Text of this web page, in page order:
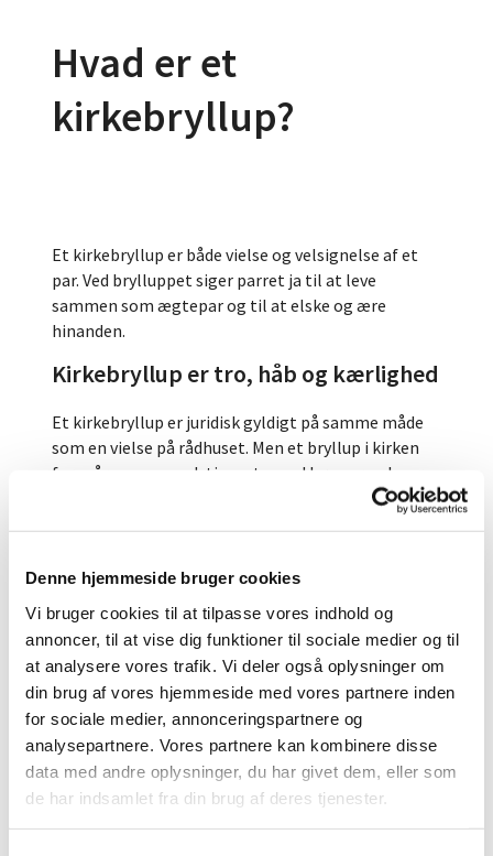
Denne hjemmeside bruger cookies
Vi bruger cookies til at tilpasse vores indhold og
annoncer, til at vise dig funktioner til sociale medier og til
at analysere vores trafik. Vi deler også oplysninger om
din brug af vores hjemmeside med vores partnere inden
for sociale medier, annonceringspartnere og
analysepartnere. Vores partnere kan kombinere disse
data med andre oplysninger, du har givet dem, eller som
de har indsamlet fra din brug af deres tjenester.
Hvad er et
kirkebryllup?
Et kirkebryllup er både vielse og velsignelse af et
par. Ved brylluppet siger parret ja til at leve
sammen som ægtepar og til at elske og ære
hinanden.
Kirkebryllup er tro, håb og kærlighed
Et kirkebryllup er juridisk gyldigt på samme måde
som en vielse på rådhuset. Men et bryllup i kirken
foregår som en gudstjeneste med bønner, salmer,
bibellæsninger, en vielsestale og velsignelsen. Et
Læs også: Sådan foregår et kirkebryllup
I kirken bruger vi store ord om kærligheden. I
bønnerne beder vi Gud om at styrke og bevare
kærligheden mellem de to, som er blevet gift. Og vi
takker for Guds kærlighed til os og for kærligheden
mellem os.
Velsignelse af brudeparret
Vielsestalen handler ofte om kærlighed fra Gud og